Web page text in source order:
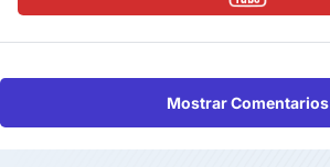
Mostrar Comentarios